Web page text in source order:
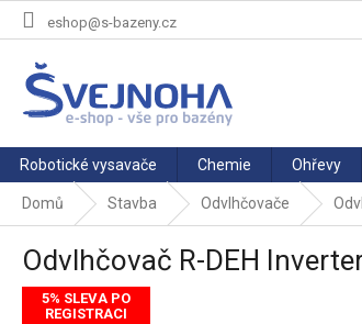
Přejít
eshop@s-bazeny.cz
Robotické vysavače Chemie Ohřevy
Domů Stavba Odvlhčovače
Odvlhčovač R-DEH
5% SLEVA PO
REGISTRACI